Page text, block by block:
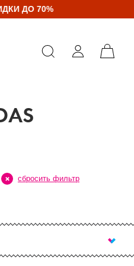
ДО 70%
сбросить фильтр